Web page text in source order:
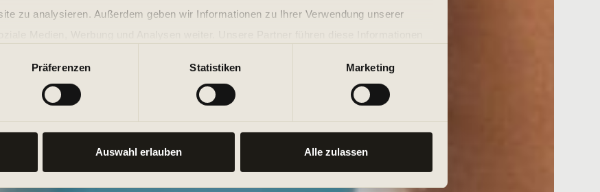
zu analysieren. Außerdem geben wir Informationen zu Ihrer Verwendung unserer
Präferenzen Statistiken Marketing
Auswahl erlauben Alle zulassen